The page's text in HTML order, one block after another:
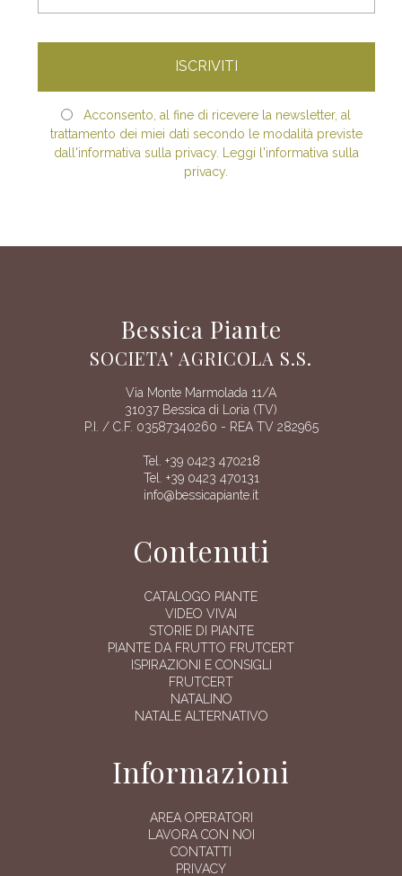
Acconsento, al fine di ricevere la newsletter, al
trattamento dei miei dati secondo le modalità previste
dall'informativa sulla privacy. Leggi l'informativa sulla
privacy.
Bessica Piante
SOCIETA' AGRICOLA S.S.
Via Monte Marmolada 11/A
31037 Bessica di Loria (TV)
P.I. / C.F. 03587340260 - REA TV 282965
Tel. +39 0423 470218
Tel. +39 0423 470131
info@bessicapiante.it
Contenuti
CATALOGO PIANTE
VIDEO VIVAI
STORIE DI PIANTE
PIANTE DA FRUTTO FRUTCERT
ISPIRAZIONI E CONSIGLI
FRUTCERT
NATALINO
NATALE ALTERNATIVO
Informazioni
AREA OPERATORI
LAVORA CON NOI
CONTATTI
PRIVACY